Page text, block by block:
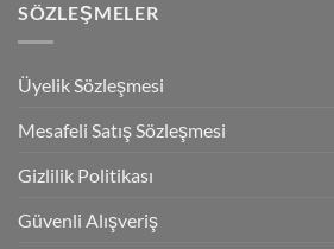
SÖZLEŞMELER
Üyelik Sözleşmesi
Mesafeli Satış Sözleşmesi
Gizlilik Politikası
Güvenli Alışveriş